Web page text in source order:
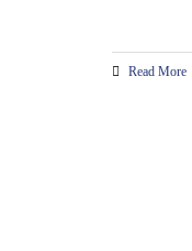
Read More